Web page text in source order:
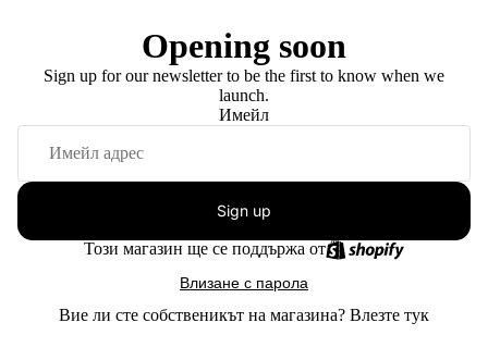
Opening soon
Sign up for our newsletter to be the first to know when we
launch.
Имейл
Sign up
Този магазин ще се поддържа от
Влизане с парола
Вие ли сте собственикът на магазина? Влезте тук